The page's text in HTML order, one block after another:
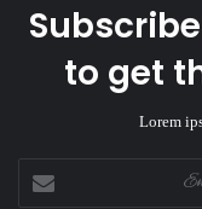
to get
Lorem
your